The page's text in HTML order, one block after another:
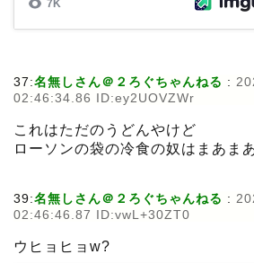
37:名無しさん＠２ろぐちゃんねる :
02:46:34.86 ID:ey2UOVZWr
これはただのうどんやけど
ローソンの袋の冷食の奴はまあま
39:名無しさん＠２ろぐちゃんねる :
02:46:46.87 ID:vwL+30ZT0
ウヒョヒョw?